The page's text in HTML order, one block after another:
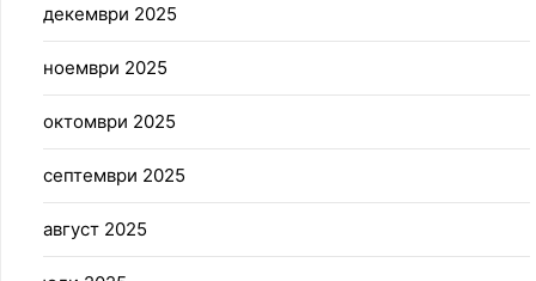
декември 2025
ноември 2025
октомври 2025
септември 2025
август 2025